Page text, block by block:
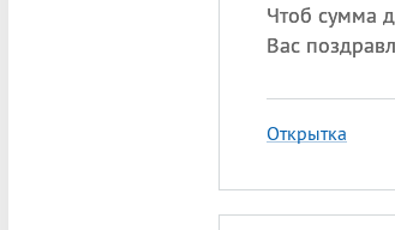
Чтоб сумма
Вас
Открытка